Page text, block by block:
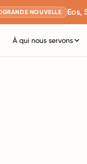
GRANDE NOUVELLE Eos,
À qui nous servons